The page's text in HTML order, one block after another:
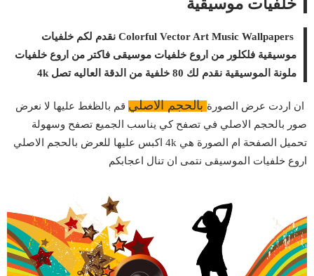
خلفيات موسيقية
Art Music
Wallpapers نقدم لكم خلفيات
موسيقية فلكلور من اروع خلفيات موسيقى فاكتر من اروع خلفيات
ملونة الموسيقية نقدم لك 80 خلفية من الدقة العاليه تصل 4k
ان اردت عرض الصورةبالحجم الاصلي قم بالظغط عليها لا نعرض
صور بالحجم الاصلي في تصفح كي يناسب الجميع تصفح وسهولة
تحميل الصفحة ام الصورة هي 4k اكبس عليها للعرض بالحجم الاصلي
اروع خلفيات الموسيقى نتمى ان تنال اعجابكم